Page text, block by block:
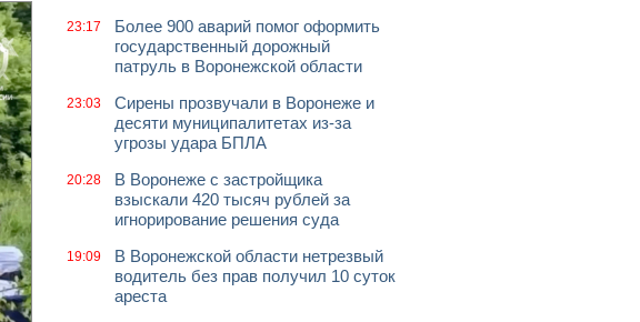
23:17
Более 900 аварий помог оформить
государственный дорожный
патруль в Воронежской области
23:03
Сирены прозвучали в Воронеже и
десяти муниципалитетах из-за
угрозы удара БПЛА
20:28
В Воронеже с застройщика
взыскали 420 тысяч рублей за
игнорирование решения суда
19:09
В Воронежской области нетрезвый
водитель без прав получил 10 суток
ареста